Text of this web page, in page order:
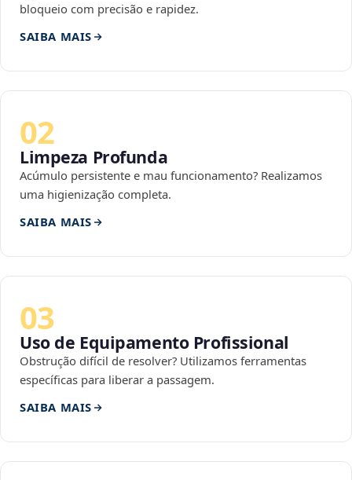
bloqueio com precisão e rapidez.
SAIBA MAIS
02
Limpeza Profunda
Acúmulo persistente e mau funcionamento? Realizamos
uma higienização completa.
SAIBA MAIS
03
Uso de Equipamento Profissional
Obstrução difícil de resolver? Utilizamos ferramentas
específicas para liberar a passagem.
SAIBA MAIS